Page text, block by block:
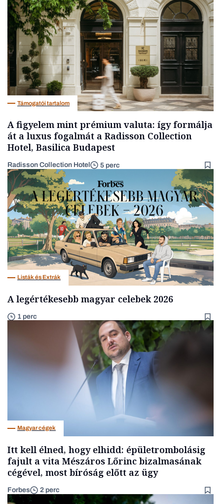
Társadalom
Támogatói tartalom
A figyelem mint prémium valuta: így formálja
át a luxus fogalmát a Radisson Collection
Hotel, Basilica Budapest
Radisson Collection Hotel 5 perc
Listák és Extrák
A legértékesebb magyar celebek 2026
1 perc
Magyar cégek
Itt kell élned, hogy elhidd: épületrombolásig
fajult a vita Mészáros Lőrinc bizalmasának
cégével, most bíróság előtt az ügy
Forbes 2 perc